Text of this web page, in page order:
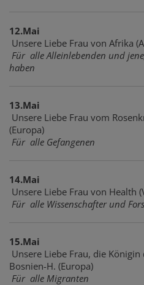
12.Mai
Unsere Liebe Frau von Afrika
Für alle Alleinlebenden und
haben
13.Mai
Unsere Liebe Frau vom
(Europa)
Für alle Gefangenen
14.Mai
Unsere Liebe Frau von Health
Für alle Wissenschafter und
15.Mai
Unsere Liebe Frau, die
Bosnien-H. (Europa)
Für alle Migranten